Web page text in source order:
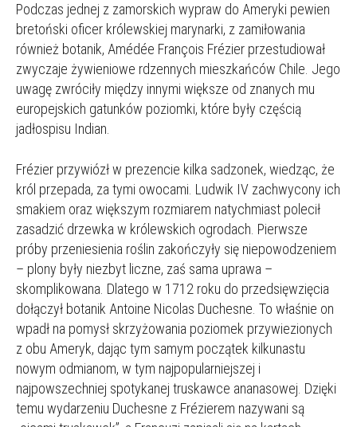
Podczas jednej z zamorskich wypraw do Ameryki pewien
bretoński oficer królewskiej marynarki, z zamiłowania
również botanik, Amédée François Frézier przestudiował
zwyczaje żywieniowe rdzennych mieszkańców Chile. Jego
uwagę zwróciły między innymi większe od znanych mu
europejskich gatunków poziomki, które były częścią
jadłospisu Indian.
Frézier przywiózł w prezencie kilka sadzonek, wiedząc, że
król przepada, za tymi owocami. Ludwik IV zachwycony ich
smakiem oraz większym rozmiarem natychmiast polecił
zasadzić drzewka w królewskich ogrodach. Pierwsze
próby przeniesienia roślin zakończyły się niepowodzeniem
– plony były niezbyt liczne, zaś sama uprawa –
skomplikowana. Dlatego w 1712 roku do przedsięwzięcia
dołączył botanik Antoine Nicolas Duchesne. To właśnie on
wpadł na pomysł skrzyżowania poziomek przywiezionych
z obu Ameryk, dając tym samym początek kilkunastu
nowym odmianom, w tym najpopularniejszej i
najpowszechniej spotykanej truskawce ananasowej. Dzięki
temu wydarzeniu Duchesne z Frézierem nazywani są